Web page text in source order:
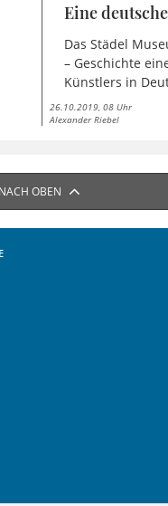
Eine
Das Städel
– Geschichte
Künstlers in
26.10.2019, 08 Uhr
Alexander Riebel
NACH OBEN